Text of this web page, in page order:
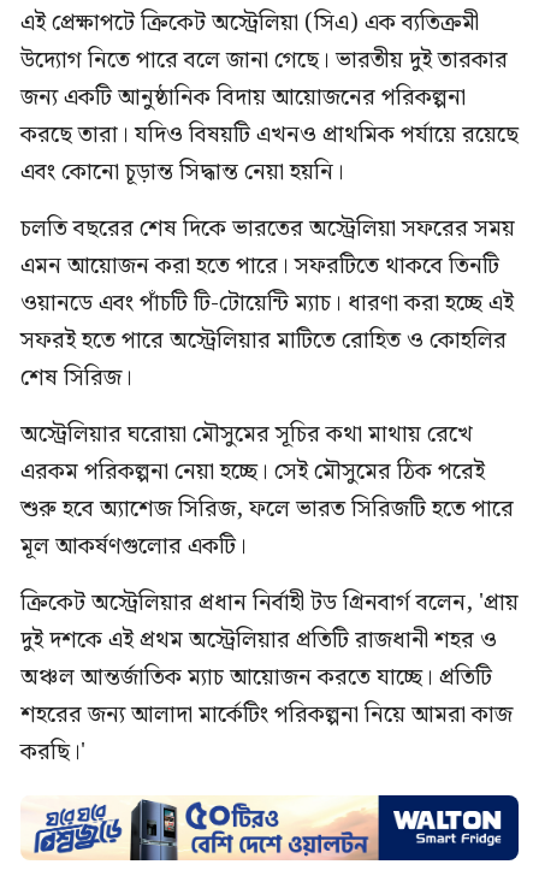
এই প্রেক্ষাপটে ক্রিকেট অস্ট্রেলিয়া (সিএ) এক ব্যতিক্রমী
উদ্যোগ নিতে পারে বলে জানা গেছে। ভারতীয় দুই তারকার
জন্য একটি আনুষ্ঠানিক বিদায় আয়োজনের পরিকল্পনা
করছে তারা। যদিও বিষয়টি এখনও প্রাথমিক পর্যায়ে রয়েছে
এবং কোনো চূড়ান্ত সিদ্ধান্ত নেয়া হয়নি।
চলতি বছরের শেষ দিকে ভারতের অস্ট্রেলিয়া সফরের সময়
এমন আয়োজন করা হতে পারে। সফরটিতে থাকবে তিনটি
ওয়ানডে এবং পাঁচটি টি-টোয়েন্টি ম্যাচ। ধারণা করা হচ্ছে এই
সফরই হতে পারে অস্ট্রেলিয়ার মাটিতে রোহিত ও কোহলির
শেষ সিরিজ।
অস্ট্রেলিয়ার ঘরোয়া মৌসুমের সূচির কথা মাথায় রেখে
এরকম পরিকল্পনা নেয়া হচ্ছে। সেই মৌসুমের ঠিক পরেই
শুরু হবে অ্যাশেজ সিরিজ, ফলে ভারত সিরিজটি হতে পারে
মূল আকর্ষণগুলোর একটি।
ক্রিকেট অস্ট্রেলিয়ার প্রধান নির্বাহী টড গ্রিনবার্গ বলেন, 'প্রায়
দুই দশকে এই প্রথম অস্ট্রেলিয়ার প্রতিটি রাজধানী শহর ও
অঞ্চল আন্তর্জাতিক ম্যাচ আয়োজন করতে যাচ্ছে। প্রতিটি
শহরের জন্য আলাদা মার্কেটিং পরিকল্পনা নিয়ে আমরা কাজ
করছি।'